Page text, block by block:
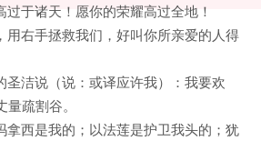
过于诸天！愿你的荣耀高过全地！
用右手拯救我们，好叫你所亲爱的人得
圣洁说（说：或译应许我）：我要欢
疏割谷。
拿西是我的；以法莲是护卫我头的；犹